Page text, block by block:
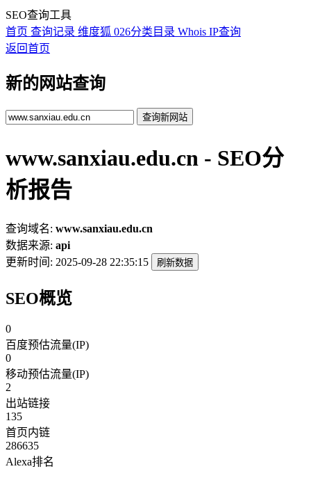
SEO查询工具
首页 查询记录 维度狐 026分类目录 Whois IP查询
返回首页
新的网站查询
查询新网站
www.sanxiau.edu.cn - SEO分
析报告
查询域名: www.sanxiau.edu.cn
数据来源: api
更新时间: 2025-09-28 22:35:15 刷新数据
SEO概览
0
百度预估流量(IP)
0
移动预估流量(IP)
2
出站链接
135
首页内链
286635
Alexa排名